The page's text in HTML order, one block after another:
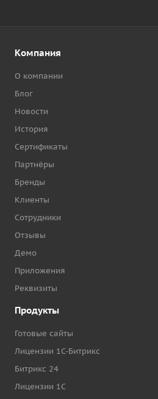
Компания
О компании
Блог
Новости
История
Сертификаты
Партнёры
Бренды
Клиенты
Сотрудники
Отзывы
Демо
Приложения
Реквизиты
Продукты
Готовые сайты
Лицензии 1С-Битрикс
Битрикс 24
Лицензии 1С